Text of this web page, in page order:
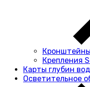
Крепления
Карты глубин
Осветительное